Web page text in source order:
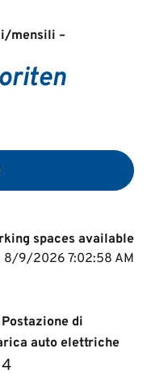
mensili –
spaces available
8/9/2026 7:02:58 AM
Postazione di
auto elettriche
4